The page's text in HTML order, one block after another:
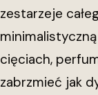
zestarzeje
cięciach,
zabrzmieć jak